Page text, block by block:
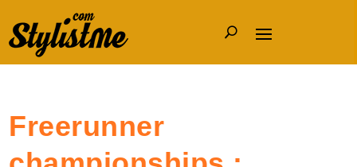
Freerunner